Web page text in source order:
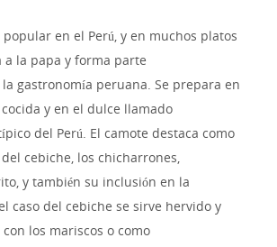
popular en el Perú, y en muchos platos
la papa y forma parte
gastronomía peruana. Se prepara en
y en el dulce llamado
del Perú. El camote destaca como
cebiche, los chicharrones,
y también su inclusión en la
caso del cebiche se sirve hervido y
los mariscos o como